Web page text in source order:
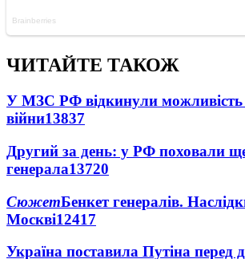
ЧИТАЙТЕ ТАКОЖ
У МЗС РФ відкинули можливість
війни13837
Другий за день: у РФ поховали
генерала13720
СюжетБенкет генералів.
Москві12417
Україна поставила Путіна перед